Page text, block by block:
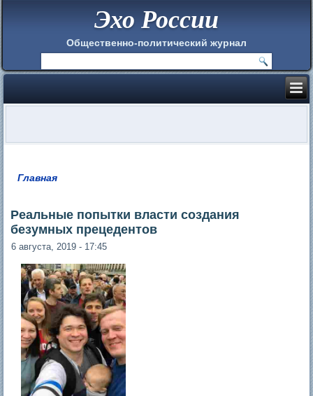
Эхо России
Общественно-политический журнал
Главная
Реальные попытки власти создания
безумных прецедентов
6 августа, 2019 - 17:45